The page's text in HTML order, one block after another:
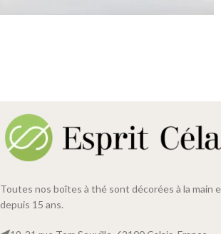
Toutes nos boîtes à thé sont décorées à la main
depuis 15 ans.